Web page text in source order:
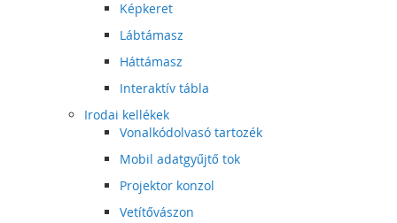
Képkeret
Lábtámasz
Háttámasz
Interaktív tábla
Irodai kellékek
Vonalkódolvasó tartozék
Mobil adatgyűjtő tok
Projektor konzol
Vetítővászon